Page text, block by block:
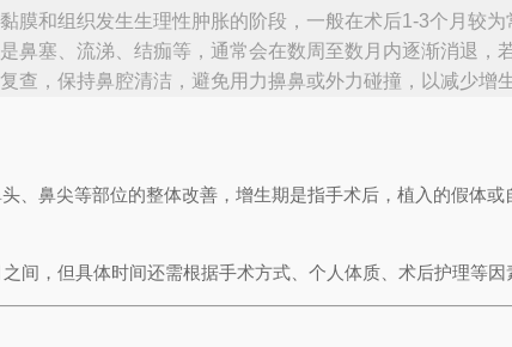
膜和组织发生生理性肿胀的阶段，一般在术后1-3个月较
鼻塞、流涕、结痂等，通常会在数周至数月内逐渐消退，
查，保持鼻腔清洁，避免用力擤鼻或外力碰撞，以减少增
、鼻尖等部位的整体改善，增生期是指手术后，植入的假体
间，但具体时间还需根据手术方式、个人体质、术后护理等因